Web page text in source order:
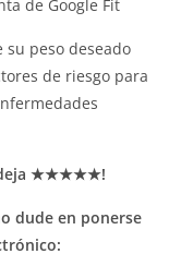
de Google Fit
su peso deseado
de riesgo para
deja ★★★★★!
dude en ponerse